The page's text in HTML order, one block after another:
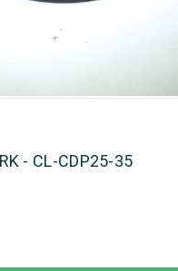
- CL-CDP25-35